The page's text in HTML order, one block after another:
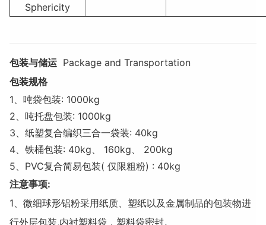
Sphericity
包装与储运Package and Transportation
包装规格
1、吨袋包装: 1000kg
2、吨托盘包装: 1000kg
3、纸塑复合编织三合一袋装: 40kg
4、铁桶包装: 40kg、 160kg、 200kg
5、PVC复合简易包装( 仅限粗粉) : 40kg
注意事项:
1、微细球形铝粉采用纸质、塑纸以及金属制品的包装物进
行外层包装,内衬塑料袋，塑料袋密封。